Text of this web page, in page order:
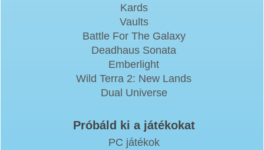
Kards
Vaults
Battle For The Galaxy
Deadhaus Sonata
Emberlight
Wild Terra 2: New Lands
Dual Universe
Próbáld ki a játékokat
PC játékok